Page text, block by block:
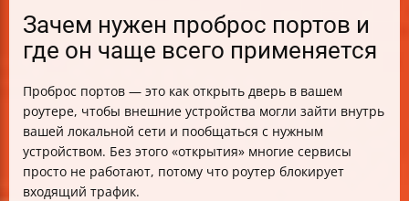
Зачем нужен проброс портов и
где он чаще всего применяется
Проброс портов — это как открыть дверь в вашем
роутере, чтобы внешние устройства могли зайти внутрь
вашей локальной сети и пообщаться с нужным
устройством. Без этого «открытия» многие сервисы
просто не работают, потому что роутер блокирует
входящий трафик.